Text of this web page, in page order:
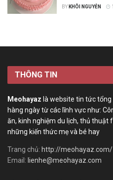
BY KHÔI NGUYỄN
THÔNG TIN
Meohayaz là website tin tức tổng
hàng ngày từ các lĩnh vực như:
ăn, kinh nghiệm du lịch, thủ thuật
những kiến thức mẹ và bé hay
Trang chủ: http://meohayaz.com/
Email: lienhe@meohayaz.com